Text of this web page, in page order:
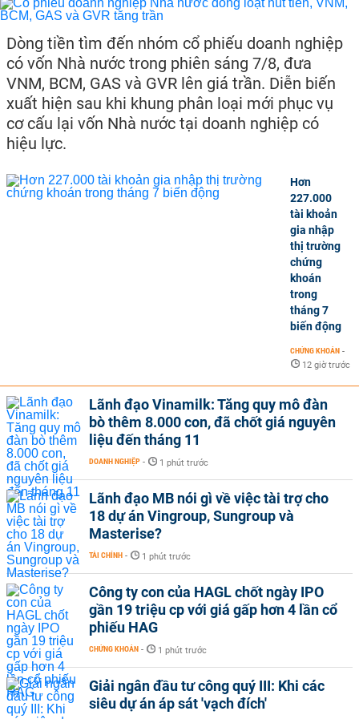
Dòng tiền tìm đến nhóm cổ phiếu doanh nghiệp
có vốn Nhà nước trong phiên sáng 7/8, đưa
VNM, BCM, GAS và GVR lên giá trần. Diễn biến
xuất hiện sau khi khung phân loại mới phục vụ
cơ cấu lại vốn Nhà nước tại doanh nghiệp có
hiệu lực.
Hơn
227.000
tài khoản
gia nhập
thị trường
chứng
khoán
trong
tháng 7
biến động
CHỨNG KHOÁN -
12 giờ trước
Lãnh đạo Vinamilk: Tăng quy mô đàn
bò thêm 8.000 con, đã chốt giá nguyên
liệu đến tháng 11
DOANH NGHIỆP - 1 phút trước
Lãnh đạo MB nói gì về việc tài trợ cho
18 dự án Vingroup, Sungroup và
Masterise?
TÀI CHÍNH - 1 phút trước
Công ty con của HAGL chốt ngày IPO
gần 19 triệu cp với giá gấp hơn 4 lần cổ
phiếu HAG
CHỨNG KHOÁN - 1 phút trước
Giải ngân đầu tư công quý III: Khi các
siêu dự án áp sát 'vạch đích'